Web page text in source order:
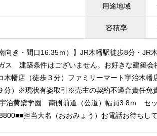
用途地域
容積率
向き・間口16.35ｍ）】JR木幡駅徒歩8分・JR
建築条件はございません。お好きな建築会
木幡店（徒歩３分）ファミリーマート宇治木幡
分）※現状有姿取引※売主の契約不適合責任
治黄檗学園 南側前道（公道）幅員3.8ｍ セ
担当大名（おおみょう）お電話お待ちし